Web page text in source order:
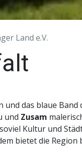
Land e.V.
und das blaue Band
und Zusam
Kultur und
bietet die Region